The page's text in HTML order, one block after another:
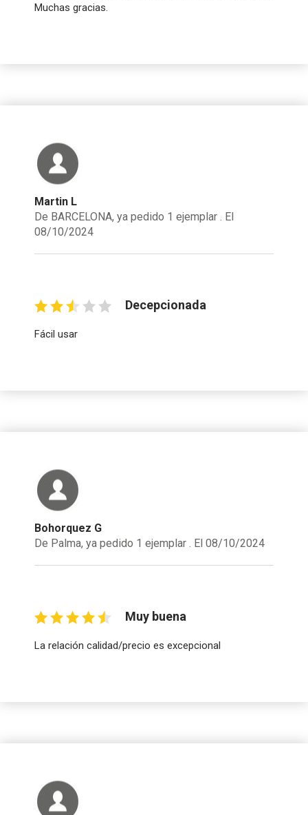
Muchas gracias.
Martin L
De BARCELONA, ya pedido 1 ejemplar . El
08/10/2024
Decepcionada
Fácil usar
Bohorquez G
De Palma, ya pedido 1 ejemplar . El 08/10/2024
Muy buena
La relación calidad/precio es excepcional